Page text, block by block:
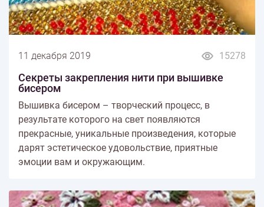
15278
11 декабря 2019
Секреты закрепления нити при вышивке
бисером
Вышивка бисером – творческий процесс, в
результате которого на свет появляются
прекрасные, уникальные произведения, которые
дарят эстетическое удовольствие, приятные
эмоции вам и окружающим.